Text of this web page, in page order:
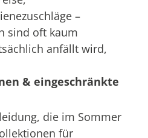
–
sind oft kaum
anfällt wird,
& eingeschränkte
die im Sommer
für